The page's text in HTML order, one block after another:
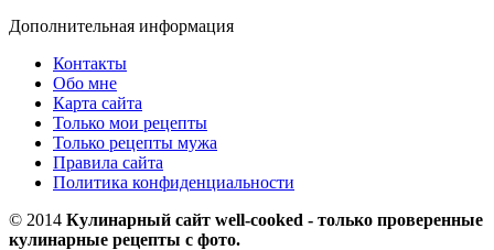
Дополнительная информация
Контакты
Обо мне
Карта сайта
Только мои рецепты
Только рецепты мужа
Правила сайта
Политика конфиденциальности
© 2014 Кулинарный сайт well-cooked - только проверенные
кулинарные рецепты с фото.